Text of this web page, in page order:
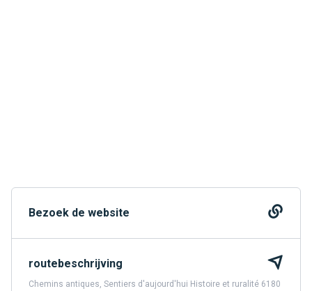
Bezoek de website
routebeschrijving
Chemins antiques, Sentiers d'aujourd'hui Histoire et ruralité 6180